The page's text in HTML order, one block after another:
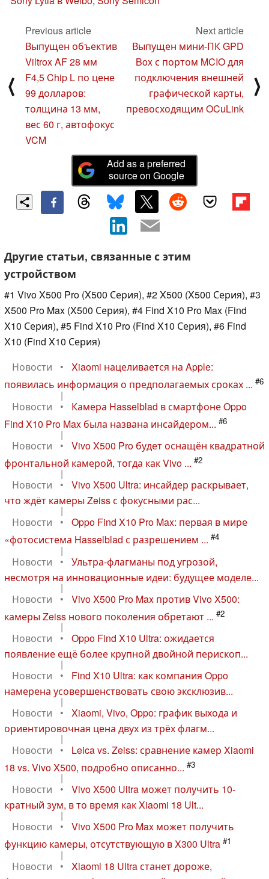
⟨
Previous article
Выпущен объектив
Viltrox AF 28 мм
F4,5 Chip L по цене
99 долларов:
толщина 13 мм,
вес 60 г, автофокус
VCM
Next article
Выпущен мини-ПК GPD
Box с портом MCIO для
подключения внешней
графической карты,
превосходящим OCuLink
⟩
Add as a preferred
source on Google
Другие статьи, связанные с этим
устройством
#1 Vivo X500 Pro (X500 Серия), #2 X500 (X500 Серия), #3
X500 Pro Max (X500 Серия), #4 Find X10 Pro Max (Find
X10 Серия), #5 Find X10 Pro (Find X10 Серия), #6 Find
X10 (Find X10 Серия)
Новости
•
Xiaomi нацеливается на Apple:
появилась информация о предполагаемых сроках ... #6
|
Новости
•
Камера Hasselblad в смартфоне Oppo
Find X10 Pro Max была названа инсайдером... #6
|
Новости
•
Vivo X500 Pro будет оснащён квадратной
фронтальной камерой, тогда как Vivo ... #2
|
Новости
•
Vivo X500 Ultra: инсайдер раскрывает,
что ждёт камеры Zeiss с фокусными рас...
|
Новости
•
Oppo Find X10 Pro Max: первая в мире
«фотосистема Hasselblad с разрешением ... #4
|
Новости
•
Ультра-флагманы под угрозой,
несмотря на инновационные идеи: будущее моделе...
|
Новости
•
Vivo X500 Pro Max против Vivo X500:
камеры Zeiss нового поколения обретают ... #2
|
Новости
•
Oppo Find X10 Ultra: ожидается
появление ещё более крупной двойной перископ...
|
Новости
•
Find X10 Ultra: как компания Oppo
намерена усовершенствовать свою эксклюзив...
|
Новости
•
Xiaomi, Vivo, Oppo: график выхода и
ориентировочная цена двух из трёх флагм...
|
Новости
•
Leica vs. Zeiss: сравнение камер Xiaomi
18 vs. Vivo X500, подробно описанно... #3
|
Новости
•
Vivo X500 Ultra может получить 10-
кратный зум, в то время как Xiaomi 18 Ult...
|
Новости
•
Vivo X500 Pro Max может получить
функцию камеры, отсутствующую в X300 Ultra #1
|
Новости
•
Xiaomi 18 Ultra станет дороже,